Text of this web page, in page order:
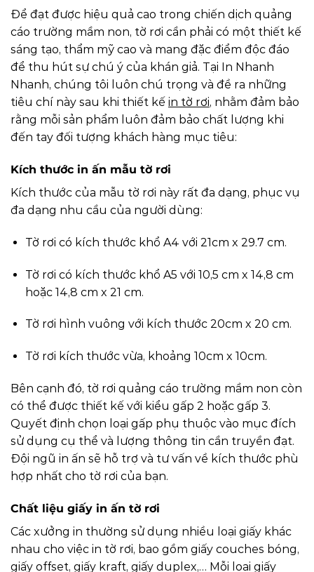
Để đạt được hiệu quả cao trong chiến dịch quảng
cáo trường mầm non, tờ rơi cần phải có một thiết kế
sáng tạo, thẩm mỹ cao và mang đặc điểm độc đáo
để thu hút sự chú ý của khán giả. Tại In Nhanh
Nhanh, chúng tôi luôn chú trọng và đề ra những
tiêu chí này sau khi thiết kế in tờ rơi, nhằm đảm bảo
rằng mỗi sản phẩm luôn đảm bảo chất lượng khi
đến tay đối tượng khách hàng mục tiêu:
Kích thước in ấn mẫu tờ rơi
Kích thước của mẫu tờ rơi này rất đa dạng, phục vụ
đa dạng nhu cầu của người dùng:
Tờ rơi có kích thước khổ A4 với 21cm x 29.7 cm.
Tờ rơi có kích thước khổ A5 với 10,5 cm x 14,8 cm
hoặc 14,8 cm x 21 cm.
Tờ rơi hình vuông với kích thước 20cm x 20 cm.
Tờ rơi kích thước vừa, khoảng 10cm x 10cm.
Bên cạnh đó, tờ rơi quảng cáo trường mầm non còn
có thể được thiết kế với kiểu gấp 2 hoặc gấp 3.
Quyết định chọn loại gấp phụ thuộc vào mục đích
sử dụng cụ thể và lượng thông tin cần truyền đạt.
Đội ngũ in ấn sẽ hỗ trợ và tư vấn về kích thước phù
hợp nhất cho tờ rơi của bạn.
Chất liệu giấy in ấn tờ rơi
Các xưởng in thường sử dụng nhiều loại giấy khác
nhau cho việc in tờ rơi, bao gồm giấy couches bóng,
giấy offset, giấy kraft, giấy duplex,… Mỗi loại giấy